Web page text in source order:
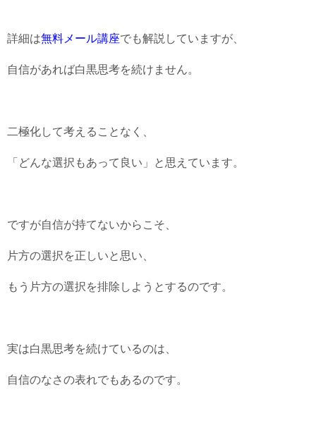
詳細は無料メール講座でも解説していますが、
自信があれば白黒思考を続けません。
二極化して考えることなく、
「どんな選択もあって良い」と思えています。
ですが自信が持てないからこそ、
片方の選択を正しいと思い、
もう片方の選択を排除しようとするのです。
実は白黒思考を続けているのは、
自信のなさの表れでもあるのです。